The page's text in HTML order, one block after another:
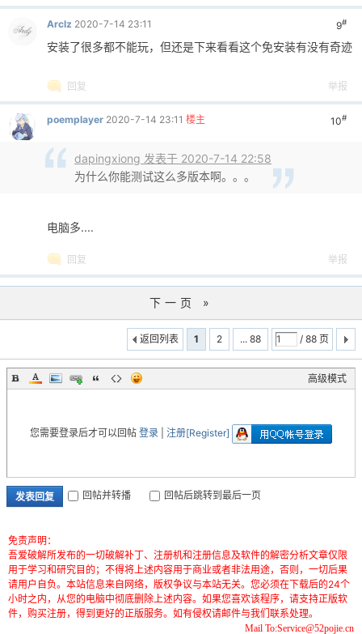
9#
Arclz 2020-7-14 23:11
安装了很多都不能玩，但还是下来看看这个免安装有没有奇迹
回复 举报
10#
poemplayer 2020-7-14 23:11 楼主
dapingxiong 发表于 2020-7-14 22:58
为什么你能测试这么多版本啊。。。
电脑多....
回复 举报
下一页 »
1 2 ... 88 / 88 页
返回列表
高级模式
您需要登录后才可以回帖 登录 注册[Register]
发表回复 回帖并转播 回帖后跳转到最后一页
免责声明：
吾爱破解所发布的一切破解补丁、注册机和注册信息及软件的解密分析文章仅限
用于学习和研究目的；不得将上述内容用于商业或者非法用途，否则，一切后果
请用户自负。本站信息来自网络，版权争议与本站无关。您必须在下载后的24个
小时之内，从您的电脑中彻底删除上述内容。如果您喜欢该程序，请支持正版软
件，购买注册，得到更好的正版服务。如有侵权请邮件与我们联系处理。
Mail To:Service@52pojie.cn